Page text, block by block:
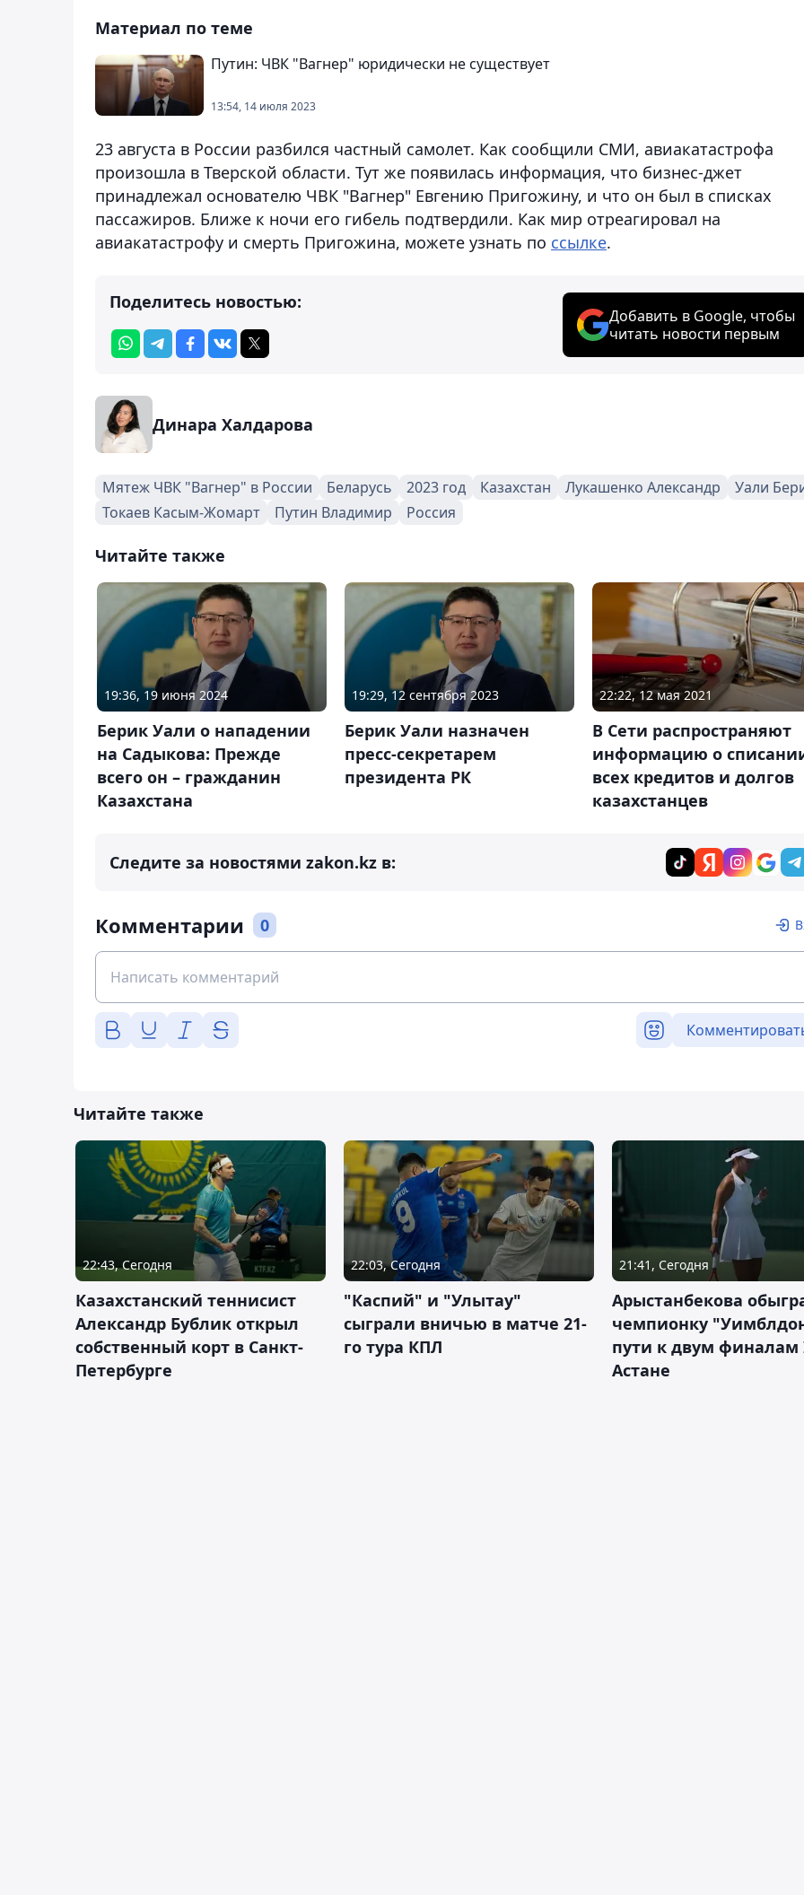
Материал по теме
Путин: ЧВК "Вагнер" юридически не существует
13:54, 14 июля 2023
23 августа в России разбился частный самолет. Как сообщили СМИ, авиакатастрофа
произошла в Тверской области. Тут же появилась информация, что бизнес-джет
принадлежал основателю ЧВК "Вагнер" Евгению Пригожину, и что он был в списках
пассажиров. Ближе к ночи его гибель подтвердили. Как мир отреагировал на
авиакатастрофу и смерть Пригожина, можете узнать по ссылке.
Поделитесь новостью:
Добавить в Google, чтобы
читать новости первым
Динара Халдарова
Мятеж ЧВК "Вагнер" в России Беларусь 2023 год Казахстан Лукашенко Александр
Уали
Токаев Касым-Жомарт
Путин Владимир Россия
Читайте также
19:36, 19 июня 2024
Берик Уали о нападении
на Садыкова: Прежде
всего он – гражданин
Казахстана
19:29, 12 сентября 2023
Берик Уали назначен
пресс-секретарем
президента РК
22:22, 12 мая 2021
В Сети распространяют
информацию о
всех кредитов и долгов
казахстанцев
Следите за новостями zakon.kz в:
Комментарии 0
Читайте также
22:43, Сегодня
Казахстанский теннисист
Александр Бублик открыл
собственный корт в Санкт-
Петербурге
22:03, Сегодня
"Каспий" и "Улытау"
сыграли вничью в матче 21-
го тура КПЛ
21:41, Сегодня
Арыстанбекова
чемпионку
пути к двум финалам
Астане